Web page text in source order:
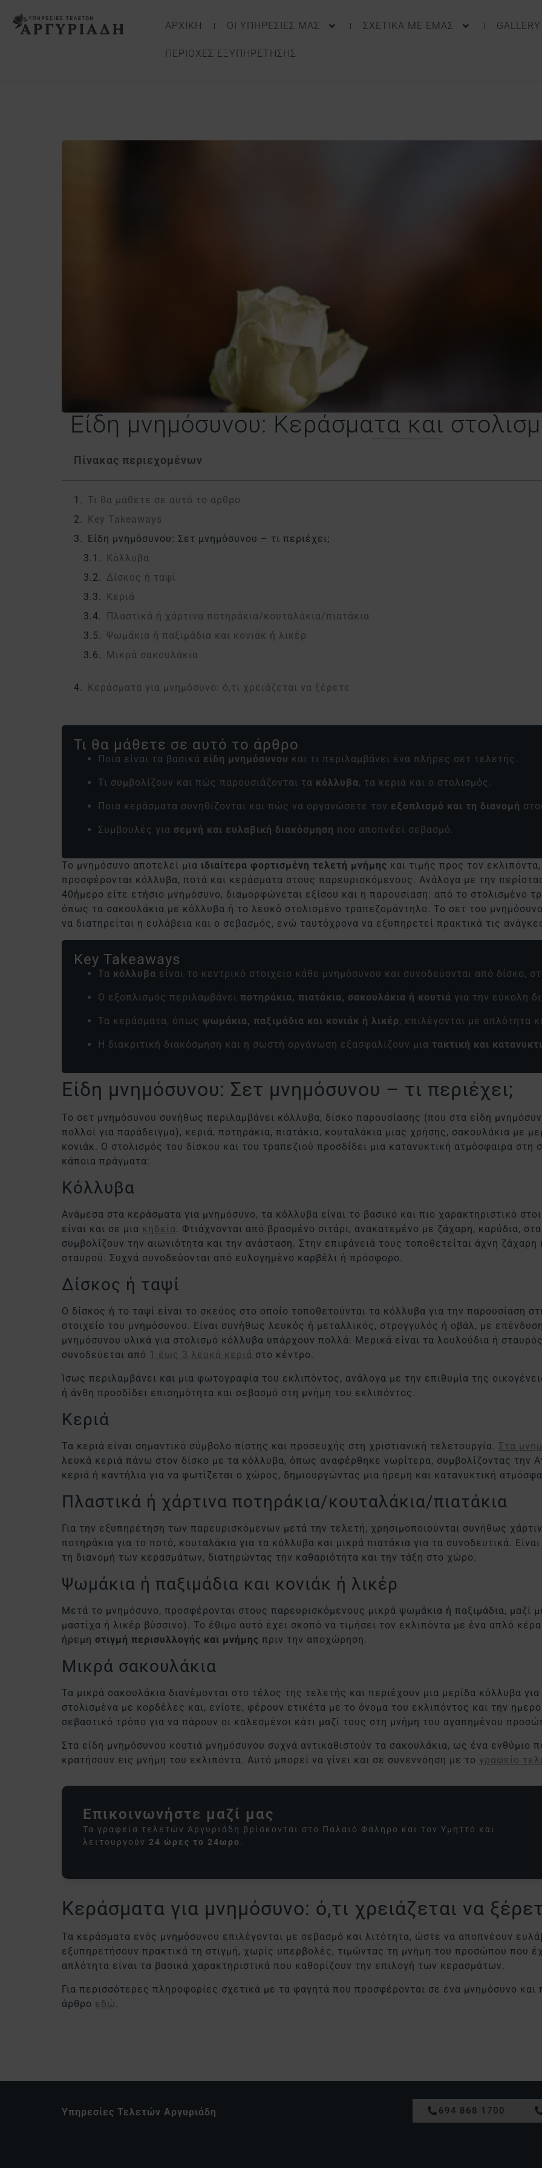
ΑΡΧΙΚΗ ΟΙ ΥΠΗΡΕΣΙΕΣ ΜΑΣ ΣΧΕΤΙΚΑ ΜΕ ΕΜΑΣ GALLERY
ΠΕΡΙΟΧΈΣ ΕΞΥΠΗΡΈΤΗΣΗΣ
Είδη μνημόσυνου: Κεράσματα και
Πίνακας περιεχομένων
Τι θα μάθετε σε αυτό το άρθρο
Key Takeaways
Είδη μνημόσυνου: Σετ μνημόσυνου – τι περιέχει;
Κόλλυβα
Δίσκος ή ταψί
Κεριά
Πλαστικά ή χάρτινα ποτηράκια/κουταλάκια/πιατάκια
Ψωμάκια ή παξιμάδια και κονιάκ ή λικέρ
Μικρά σακουλάκια
Κεράσματα για μνημόσυνο: ό,τι χρειάζεται να ξέρετε
Τι θα μάθετε σε αυτό το άρθρο
Ποια είναι τα βασικά είδη μνημόσυνου και τι περιλαμβάνει ένα πλήρες σετ τελετής.
Τι συμβολίζουν και πώς παρουσιάζονται τα κόλλυβα, τα κεριά και ο στολισμός.
Ποια κεράσματα συνηθίζονται και πώς να οργανώσετε τον εξοπλισμό και τη διανομή
Συμβουλές για σεμνή και ευλαβική διακόσμηση που αποπνέει σεβασμό.
Το μνημόσυνο αποτελεί μια ιδιαίτερα φορτισμένη τελετή μνήμης και τιμής προς τον
προσφέρονται κόλλυβα, ποτά και κεράσματα στους παρευρισκόμενους. Ανάλογα με την
40ήμερο είτε ετήσιο μνημόσυνο, διαμορφώνεται εξίσου και η παρουσίαση: από το στολισμένο
όπως τα σακουλάκια με κόλλυβα ή το λευκό στολισμένο τραπεζομάντηλο. Το σετ του
να διατηρείται η ευλάβεια και ο σεβασμός, ενώ ταυτόχρονα να εξυπηρετεί πρακτικά τις
Key Takeaways
Τα κόλλυβα είναι το κεντρικό στοιχείο κάθε μνημόσυνου και συνοδεύονται από δίσκο,
Ο εξοπλισμός περιλαμβάνει ποτηράκια, πιατάκια, σακουλάκια ή κουτιά για την εύκολη
Τα κεράσματα, όπως ψωμάκια, παξιμάδια και κονιάκ ή λικέρ, επιλέγονται με απλότητα
Η διακριτική διακόσμηση και η σωστή οργάνωση εξασφαλίζουν μια τακτική και
Είδη μνημόσυνου: Σετ μνημόσυνου – τι περιέχει;
Το σετ μνημόσυνου συνήθως περιλαμβάνει κόλλυβα, δίσκο παρουσίασης (που στα είδη
πολλοί για παράδειγμα), κεριά, ποτηράκια, πιατάκια, κουταλάκια μιας χρήσης, σακουλάκια με
κονιάκ. Ο στολισμός του δίσκου και του τραπεζιού προσδίδει μια κατανυκτική ατμόσφαιρα στη
κάποια πράγματα:
Κόλλυβα
Ανάμεσα στα κεράσματα για μνημόσυνο, τα κόλλυβα είναι το βασικό και πιο χαρακτηριστικό
είναι και σε μια κηδεία. Φτιάχνονται από βρασμένο σιτάρι, ανακατεμένο με ζάχαρη, καρύδια,
συμβολίζουν την αιωνιότητα και την ανάσταση. Στην επιφάνειά τους τοποθετείται άχνη
σταυρού. Συχνά συνοδεύονται από ευλογημένο καρβέλι ή πρόσφορο.
Δίσκος ή ταψί
Ο δίσκος ή το ταψί είναι το σκεύος στο οποίο τοποθετούνται τα κόλλυβα για την παρουσίαση
στοιχείο του μνημόσυνου. Είναι συνήθως λευκός ή μεταλλικός, στρογγυλός ή οβάλ, με
μνημόσυνου υλικά για στολισμό κόλλυβα υπάρχουν πολλά: Μερικά είναι τα λουλούδια ή
συνοδεύεται από 1 έως 3 λευκά κεριά στο κέντρο.
Ίσως περιλαμβάνει και μια φωτογραφία του εκλιπόντος, ανάλογα με την επιθυμία της
ή άνθη προσδίδει επισημότητα και σεβασμό στη μνήμη του εκλιπόντος.
Κεριά
Τα κεριά είναι σημαντικό σύμβολο πίστης και προσευχής στη χριστιανική τελετουργία. Στα
λευκά κεριά πάνω στον δίσκο με τα κόλλυβα, όπως αναφέρθηκε νωρίτερα, συμβολίζοντας την
κεριά ή καντήλια για να φωτίζεται ο χώρος, δημιουργώντας μια ήρεμη και κατανυκτική
Πλαστικά ή χάρτινα ποτηράκια/κουταλάκια/πιατάκια
Για την εξυπηρέτηση των παρευρισκόμενων μετά την τελετή, χρησιμοποιούνται συνήθως
ποτηράκια για το ποτό, κουταλάκια για τα κόλλυβα και μικρά πιατάκια για τα συνοδευτικά. Είναι
τη διανομή των κερασμάτων, διατηρώντας την καθαριότητα και την τάξη στο χώρο.
Ψωμάκια ή παξιμάδια και κονιάκ ή λικέρ
Μετά το μνημόσυνο, προσφέρονται στους παρευρισκόμενους μικρά ψωμάκια ή παξιμάδια, μαζί
μαστίχα ή λικέρ βύσσινο). Το έθιμο αυτό έχει σκοπό να τιμήσει τον εκλιπόντα με ένα απλό
ήρεμη στιγμή περισυλλογής και μνήμης πριν την αποχώρηση.
Μικρά σακουλάκια
Τα μικρά σακουλάκια διανέμονται στο τέλος της τελετής και περιέχουν μια μερίδα κόλλυβα
στολισμένα με κορδέλες και, ενίοτε, φέρουν ετικέτα με το όνομα του εκλιπόντος και την
σεβαστικό τρόπο για να πάρουν οι καλεσμένοι κάτι μαζί τους στη μνήμη του αγαπημένου
Στα είδη μνημόσυνου κουτιά μνημόσυνου συχνά αντικαθιστούν τα σακουλάκια, ως ένα ενθύμιο
κρατήσουν εις μνήμη του εκλιπόντα. Αυτό μπορεί να γίνει και σε συνεννόηση με το γραφείο
Επικοινωνήστε μαζί μας
Τα γραφεία τελετών Αργυριάδη βρίσκονται στο Παλαιό Φάληρο και τον Υμηττό και
λειτουργούν 24 ώρες το 24ωρο
Κεράσματα για μνημόσυνο: ό,τι χρειάζεται να
Τα κεράσματα ενός μνημόσυνου επιλέγονται με σεβασμό και λιτότητα, ώστε να αποπνέουν
εξυπηρετήσουν πρακτικά τη στιγμή, χωρίς υπερβολές, τιμώντας τη μνήμη του προσώπου που
απλότητα είναι τα βασικά χαρακτηριστικά που καθορίζουν την επιλογή των κερασμάτων.
Για περισσότερες πληροφορίες σχετικά με τα φαγητά που προσφέρονται σε ένα μνημόσυνο και
άρθρο εδώ.
Υπηρεσίες Τελετών Αργυριάδη 694 868 1700